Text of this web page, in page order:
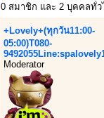
0 สมาชิก และ 2 บุคคลทั่ว
+Lovely+(ทุกวัน11:00-
05:00)T080-
Moderator